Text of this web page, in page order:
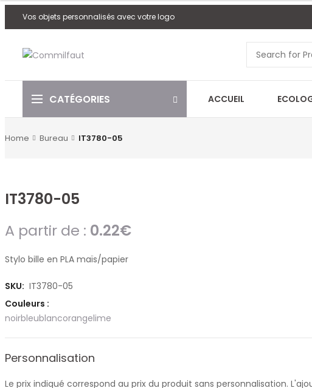
Vos objets personnalisés avec votre logo
CATÉGORIES ACCUEIL
Home Bureau IT3780-05
IT3780-05
A partir de : 0.22€
Stylo bille en PLA maïs/papier
SKU: IT3780-05
Couleurs :
noirbleublancorangelime
Personnalisation
Le prix indiqué correspond au prix du produit sans personnalisation.